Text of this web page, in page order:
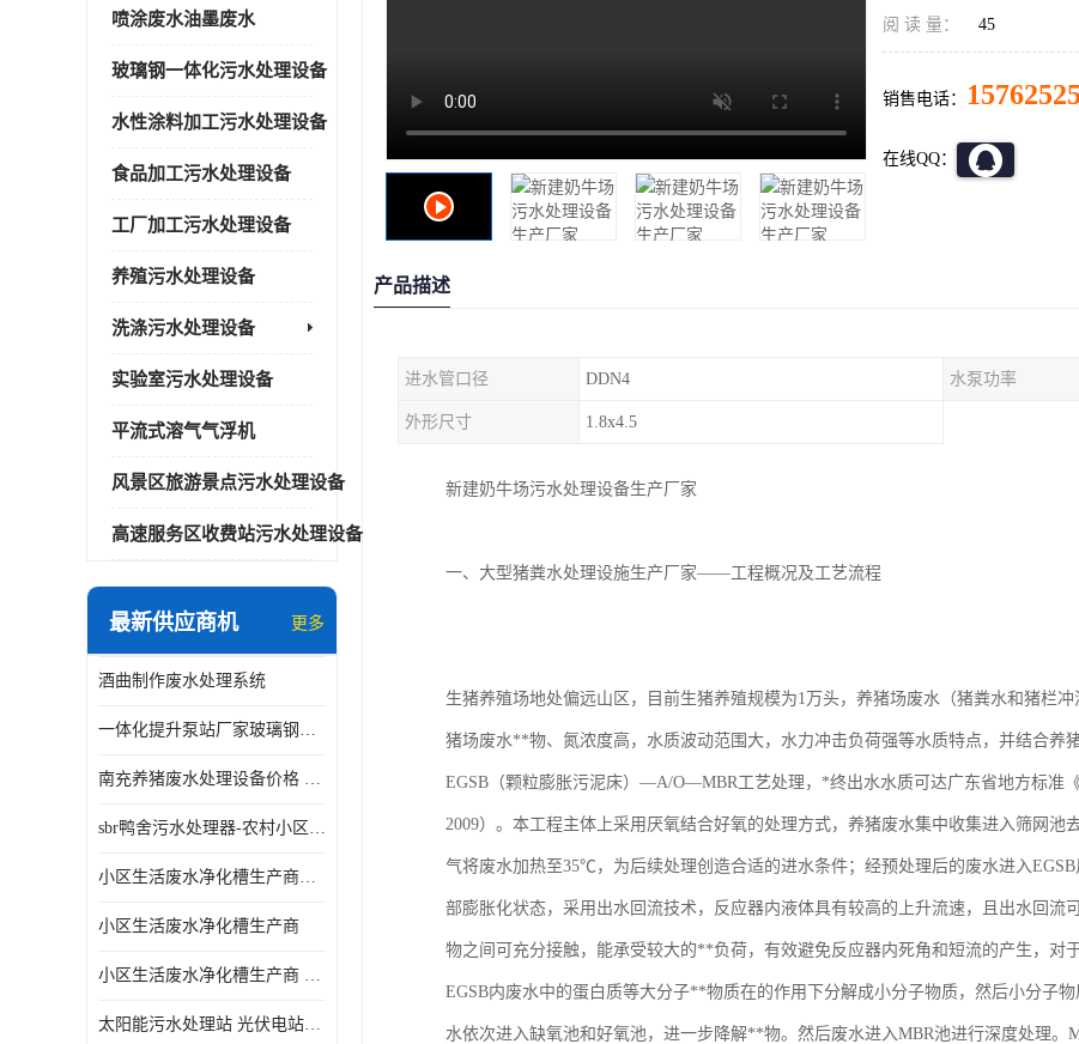
喷涂废水油墨废水
玻璃钢一体化污水处理设备
水性涂料加工污水处理设备
食品加工污水处理设备
工厂加工污水处理设备
养殖污水处理设备
洗涤污水处理设备
实验室污水处理设备
平流式溶气气浮机
风景区旅游景点污水处理设备
高速服务区收费站污水处理设备
最新供应商机 更多
酒曲制作废水处理系统
一体化提升泵站厂家玻璃钢材质价格
南充养猪废水处理设备价格 ao污水处理器 *专人看管
sbr鸭舍污水处理器-农村小区生活污水净化器
小区生活废水净化槽生产商帝洁环保
小区生活废水净化槽生产商
小区生活废水净化槽生产商 污水净化槽装置
太阳能污水处理站 光伏电站污水处理器厂家定制
阅 读 量： 45
销售电话：
在线QQ：
产品描述
进水管口径 DDN4 水泵功率
外形尺寸 1.8x4.5
新建奶牛场污水处理设备生产厂家
一、大型猪粪水处理设施生产厂家——工程概况及工艺流程
生猪养殖场地处偏远山区，目前生猪养殖规模为1万头，养猪场废水（猪粪水和猪栏
猪场废水**物、氮浓度高，水质波动范围大，水力冲击负荷强等水质特点，并结合养
EGSB（颗粒膨胀污泥床）—A/O—MBR工艺处理，*终出水水质可达广东省地方标准
2009）。本工程主体上采用厌氧结合好氧的处理方式，养猪废水集中收集进入筛网池
气将废水加热至35℃，为后续处理创造合适的进水条件；经预处理后的废水进入
部膨胀化状态，采用出水回流技术，反应器内液体具有较高的上升流速，且出水回流
物之间可充分接触，能承受较大的**负荷，有效避免反应器内死角和短流的产生，对
EGSB内废水中的蛋白质等大分子**物质在的作用下分解成小分子物质，然后小分子
水依次进入缺氧池和好氧池，进一步降解**物。然后废水进入MBR池进行深度处理。